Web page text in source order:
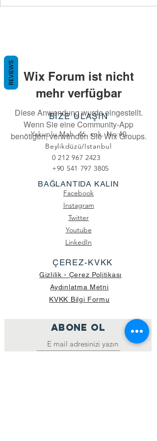
Wix Forum ist nicht
mehr verfügbar
Diese Anwendung wurde eingestellt.
Wenn Sie eine Community-App
benötigen, verwenden Sie Wix Groups.
BİZE ULAŞIN
Yakuplu Mah. 46. sok. No:40
Beylikdüzü/Istanbul
0 212 967 2423
+90 541 797 3805
BAĞLANTIDA KALIN
Facebook
Instagram
Twitter
Youtube
LinkedIn
ÇEREZ-KVKK
Gizlilik - Çerez Politikası
Aydınlatma Metni
KVKK Bilgi Formu
ABONE OL
REVIEWS